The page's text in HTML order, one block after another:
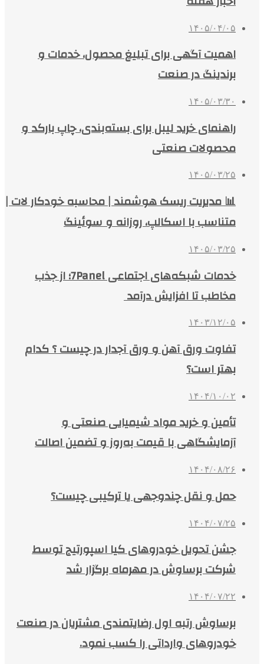
۱۴۰۵/۰۴/۰۵
اهمیت آگهی برای تبلیغ محصول، خدمات و
برندینگ در صنعت
۱۴۰۵/۰۳/۳۰
راهنمای خرید لیبل برای بسته‌بندی، چاپ بارکد و
محصولات صنعتی
۱۴۰۵/۰۳/۲۵
📊 مدیریت ریسک هوشمند | محاسبه خودکار لات |
متناسب با اسکالپ، روزانه و سوئینگ
۱۴۰۵/۰۳/۲۵
خدمات شبکه‌های اجتماعی 7Panel؛ از جذب
مخاطب تا افزایش درآمد
۱۴۰۳/۱۲/۰۵
تفاوت ورق آهن و ورق آجدار در چیست ؟ کدام
بهتر است؟
۱۴۰۴/۱۰/۰۲
تأمین و خرید مواد شیمیایی صنعتی و
آزمایشگاهی با قیمت به‌روز و تضمین اصالت
۱۴۰۴/۰۸/۲۶
حمل و نقل چندوجهی یا ترکیبی چیست؟
۱۴۰۴/۰۷/۲۵
جشن تحویل خودروهای کیا اسپورتیج توسط
شرکت برساوش در مهرماه برگزار شد
۱۴۰۴/۰۷/۲۲
برساوش رتبه اول رضایتمندی مشتریان در صنعت
خودروهای وارداتی را کسب نمود.